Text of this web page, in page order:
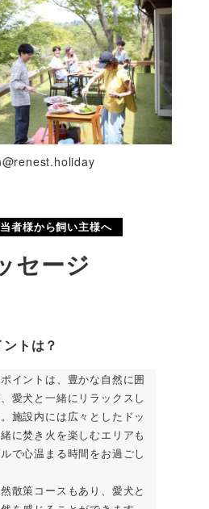
者様から飼い主様へ
セージ
トは？
イントは、豊かな自然に囲
愛犬と一緒にリラックスし
施設内には広々としたドッ
に焚き火を楽しむエリアも
で心温まる時間をお過ごし
散策コースもあり、愛犬と